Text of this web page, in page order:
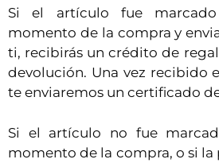
Si el artículo fue
momento de la compra y
ti, recibirás un crédito de
devolución. Una vez recibido
te enviaremos un certificado
Si el artículo no fue
momento de la compra, o si la